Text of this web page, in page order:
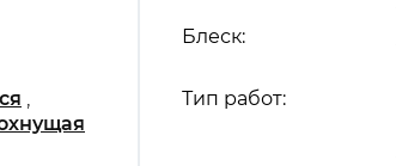
Блеск:
, Тип работ: